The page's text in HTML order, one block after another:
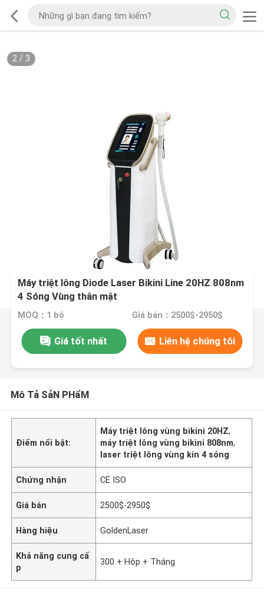
2/ 3
Máy triệt lông Diode Laser Bikini Line 20HZ 808nm
4 Sóng Vùng thân mật
MOQ：1 bộ Giá bán：2500$-2950$
Giá tốt nhất Liên hệ chúng tôi
Mô Tả SảN PHẩM
Điểm nổi bật:
Máy triệt lông vùng bikini 20HZ,
máy triệt lông vùng bikini 808nm,
laser triệt lông vùng kín 4 sóng
Chứng nhận CE ISO
Giá bán 2500$-2950$
Hàng hiệu GoldenLaser
Khả năng cung cấ
p
300 + Hộp + Tháng